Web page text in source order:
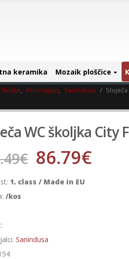
keramika Mozaik ploščice
školjke, Proizvajalci, Sanindusa Stoječa
WC školjka City
€ 86.79€
1. class / Made in EU
/kos
Sanindusa